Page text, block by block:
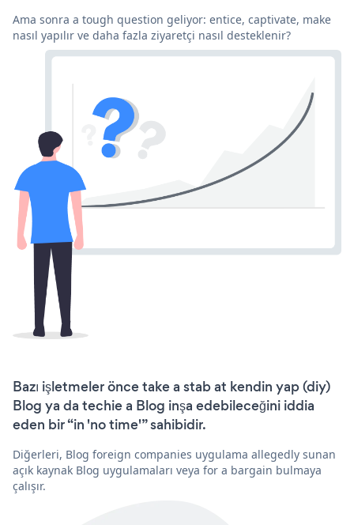
Ama sonra a tough question geliyor: entice, captivate, make
nasıl yapılır ve daha fazla ziyaretçi nasıl desteklenir?
Bazı işletmeler önce take a stab at kendin yap (diy)
Blog ya da techie a Blog inşa edebileceğini iddia
eden bir “in 'no time'” sahibidir.
Diğerleri, Blog foreign companies uygulama allegedly sunan
açık kaynak Blog uygulamaları veya for a bargain bulmaya
çalışır.